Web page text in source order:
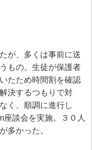
が、多くは事前に送
もの。生徒が保護者
たため時間割を確認
決するつもりで対
く、順調に進行し
座談会を実施。３０人
多かった。